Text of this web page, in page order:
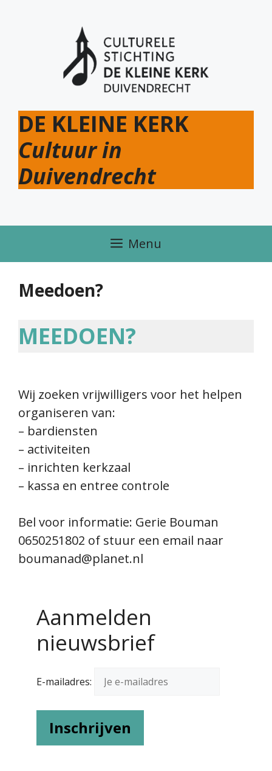
DE KLEINE KERK
Cultuur in
Duivendrecht
Menu
Meedoen?
MEEDOEN?
Wij zoeken vrijwilligers voor het helpen
organiseren van:
– bardiensten
– activiteiten
– inrichten kerkzaal
– kassa en entree controle
Bel voor informatie: Gerie Bouman
0650251802 of stuur een email naar
boumanad@planet.nl
Aanmelden
nieuwsbrief
E-mailadres: